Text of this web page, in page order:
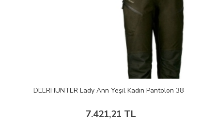
DEERHUNTER Lady Ann Yeşil Kadın Pantolon 38
7.421,21 TL